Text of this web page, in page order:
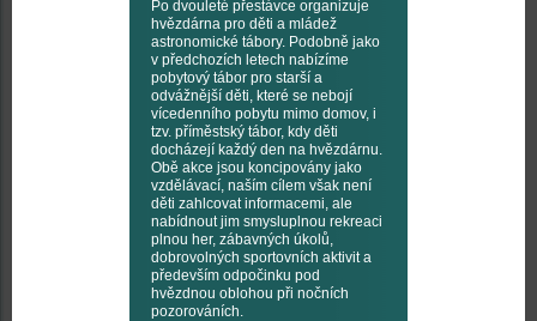
Po dvouleté přestávce organizuje
hvězdárna pro děti a mládež
astronomické tábory. Podobně jako
v předchozích letech nabízíme
pobytový tábor pro starší a
odvážnější děti, které se nebojí
vícedenního pobytu mimo domov, i
tzv. příměstský tábor, kdy děti
docházejí každý den na hvězdárnu.
Obě akce jsou koncipovány jako
vzdělávací, naším cílem však není
děti zahlcovat informacemi, ale
nabídnout jim smysluplnou rekreaci
plnou her, zábavných úkolů,
dobrovolných sportovních aktivit a
především odpočinku pod
hvězdnou oblohou při nočních
pozorováních.